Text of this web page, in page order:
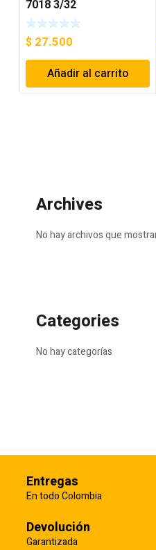
7018 3/32
$ 27.500
Añadir al carrito
Archives
No hay archivos que
Categories
No hay categorías
Entregas
En todo Colombia
Devolución
Garantizada